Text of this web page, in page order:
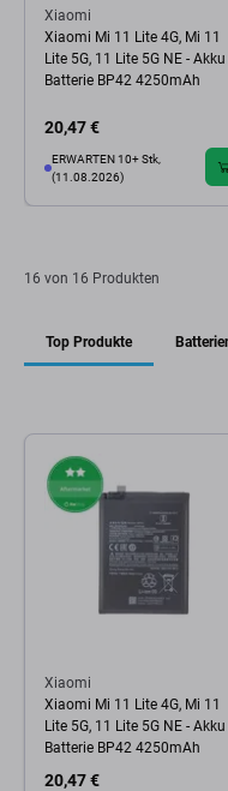
Xiaomi
Xiaomi Mi 11 Lite 4G, Mi 11
Lite 5G, 11 Lite 5G NE - Akku
Batterie BP42 4250mAh
20,47 €
ERWARTEN 10+ Stk,
(11.08.2026)
16 von 16 Produkten
Top Produkte
Xiaomi
Xiaomi Mi 11 Lite 4G, Mi 11
Lite 5G, 11 Lite 5G NE - Akku
Batterie BP42 4250mAh
20,47 €